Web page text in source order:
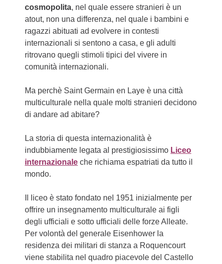
cosmopolita, nel quale essere stranieri è un
atout, non una differenza, nel quale i bambini e
ragazzi abituati ad evolvere in contesti
internazionali si sentono a casa, e gli adulti
ritrovano quegli stimoli tipici del vivere in
comunità internazionali.
Ma perchè Saint Germain en Laye è una città
multiculturale nella quale molti stranieri decidono
di andare ad abitare?
La storia di questa internazionalità è
indubbiamente legata al prestigiosissimo Liceo
internazionale che richiama espatriati da tutto il
mondo.
Il liceo è stato fondato nel 1951 inizialmente per
offrire un insegnamento multiculturale ai figli
degli ufficiali e sotto ufficiali delle forze Alleate.
Per volontà del generale Eisenhower la
residenza dei militari di stanza a Roquencourt
viene stabilita nel quadro piacevole del Castello